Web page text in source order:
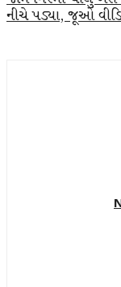
નીચે પડ્યા, જૂઓ